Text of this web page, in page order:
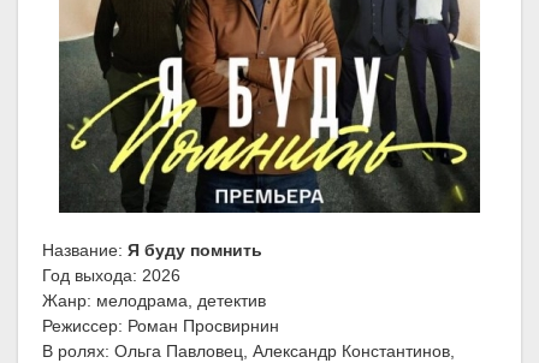
Название: Я буду помнить
Год выхода: 2026
Жанр: мелодрама, детектив
Режиссер: Роман Просвирнин
В ролях: Ольга Павловец, Александр Константинов,